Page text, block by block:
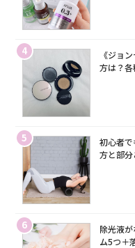
4
《ジョ
方は？各
5
初心者
方と部分
6
除光液
ム5つ＋